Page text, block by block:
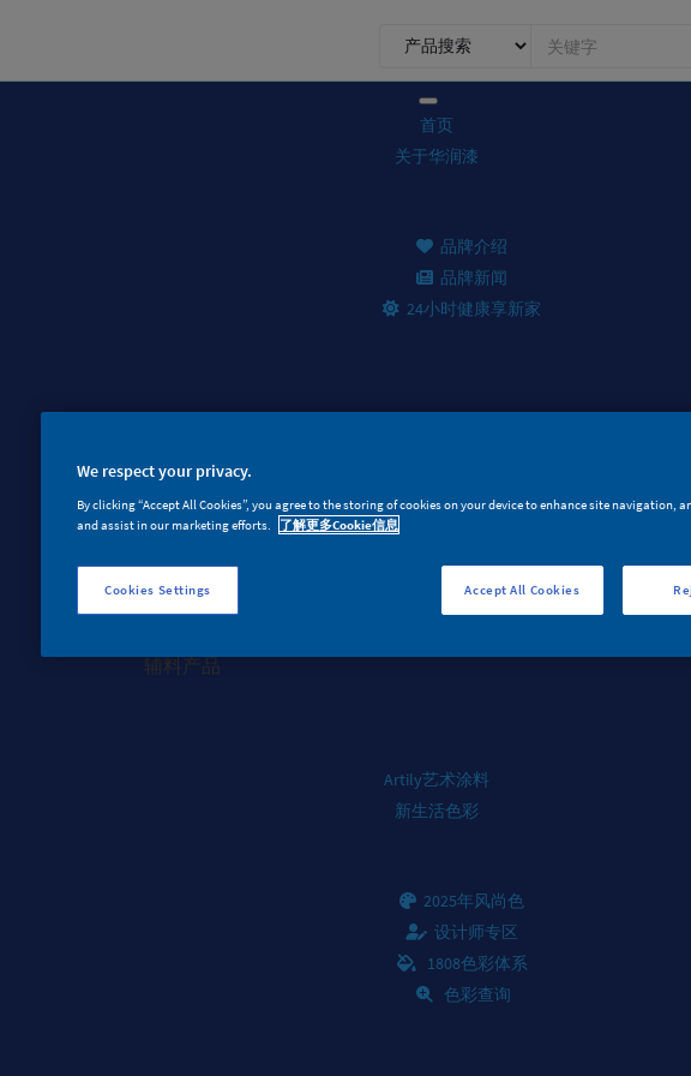
首页
关于华润漆
品牌介绍
品牌新闻
24小时健康享新家
墙面漆产品
辅料产品
Artily艺术涂料
新生活色彩
2025年风尚色
设计师专区
1808色彩体系
色彩查询
We respect your privacy.
By clicking “Accept All Cookies”, you agree to the storing of cookies on your device to enhance site navigation,
and assist in our marketing efforts.
了解更多Cookie信息
Cookies Settings Accept All Cookies